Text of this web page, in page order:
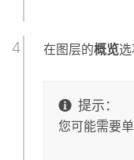
在图层的概览
提示：
您可能需要